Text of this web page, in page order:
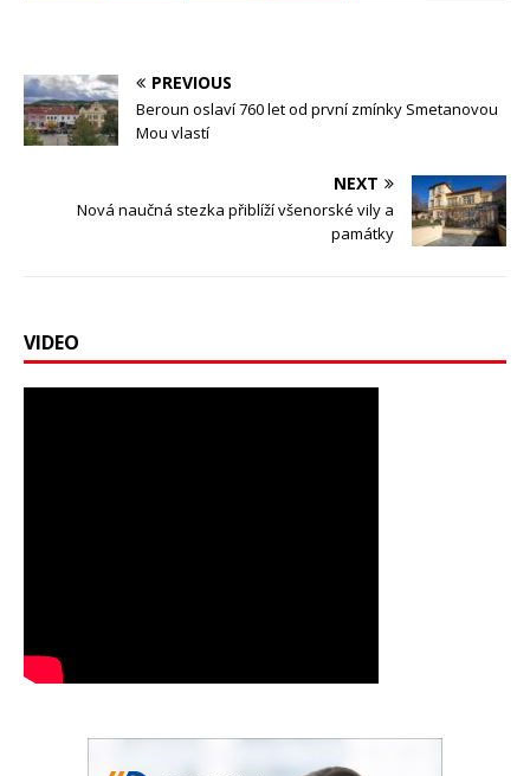
PREVIOUS
Beroun oslaví 760 let od první zmínky Smetanovou
Mou vlastí
NEXT
Nová naučná stezka přiblíží všenorské vily a
památky
VIDEO